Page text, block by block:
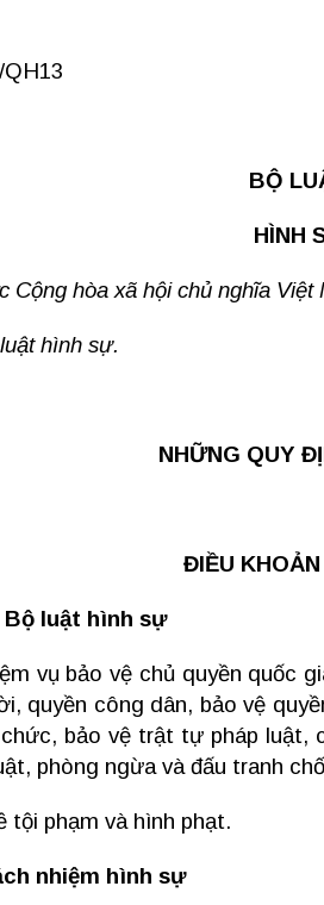
QH13
BỘ
HÌNH
Cộng hòa xã hội chủ nghĩa Việt
hình sự.
NHỮNG QUY
ĐIỀU
Bộ luật hình sự
vụ bảo vệ chủ quyền quốc
quyền công dân, bảo vệ
bảo vệ trật tự pháp luật,
phòng ngừa và đấu tranh
tội phạm và hình phạt.
nhiệm hình sự